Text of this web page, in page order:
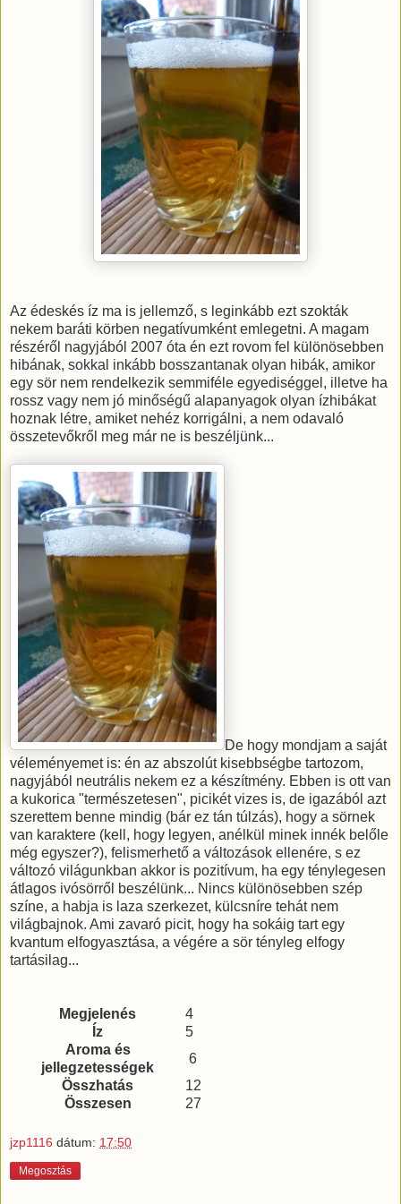
Az édeskés íz ma is jellemző, s leginkább ezt szokták
nekem baráti körben negatívumként emlegetni. A magam
részéről nagyjából 2007 óta én ezt rovom fel különösebben
hibának, sokkal inkább bosszantanak olyan hibák, amikor
egy sör nem rendelkezik semmiféle egyediséggel, illetve ha
rossz vagy nem jó minőségű alapanyagok olyan ízhibákat
hoznak létre, amiket nehéz korrigálni, a nem odavaló
összetevőkről meg már ne is beszéljünk...
De hogy mondjam a saját
véleményemet is: én az abszolút kisebbségbe tartozom,
nagyjából neutrális nekem ez a készítmény. Ebben is ott van
a kukorica "természetesen", picikét vizes is, de igazából azt
szerettem benne mindig (bár ez tán túlzás), hogy a sörnek
van karaktere (kell, hogy legyen, anélkül minek innék belőle
még egyszer?), felismerhető a változások ellenére, s ez
változó világunkban akkor is pozitívum, ha egy ténylegesen
átlagos ivósörről beszélünk... Nincs különösebben szép
színe, a habja is laza szerkezet, külcsníre tehát nem
világbajnok. Ami zavaró picit, hogy ha sokáig tart egy
kvantum elfogyasztása, a végére a sör tényleg elfogy
tartásilag...
Megjelenés
4
Íz
5
Aroma és
jellegzetességek
6
Összhatás
12
Összesen
27
jzp1116 dátum: 17:50
Megosztás